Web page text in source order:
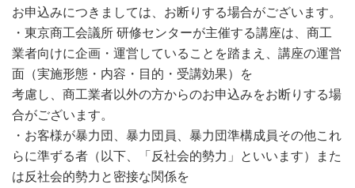
お申込みにつきましては、お断りする場合がございます。
・東京商工会議所 研修センターが主催する講座は、商工
業者向けに企画・運営していることを踏まえ、講座の運営
面（実施形態・内容・目的・受講効果）を
考慮し、商工業者以外の方からのお申込みをお断りする場
合がございます。
・お客様が暴力団、暴力団員、暴力団準構成員その他これ
らに準ずる者（以下、「反社会的勢力」といいます）また
は反社会的勢力と密接な関係を